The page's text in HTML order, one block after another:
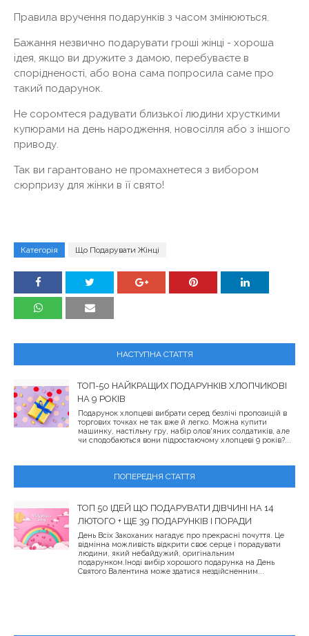
Правила вручення подарунків з часом змінюються.
Бажання незвично подарувати гроші жінці - хороша
ідея, якщо ви дружите з дамою, перебуваєте в
спорідненості, або вона сама попросила саме про
такий подарунок.
Не соромтеся радувати близької людини хрусткими
купюрами на день народження, новосілля або з іншого
приводу.
Так ви гарантовано не промахнетеся з вибором
сюрпризу для жінки в її свято!
Категорія Що Подарувати Жінці
НАСТУПНА СТАТТЯ
ТОП-50 НАЙКРАЩИХ ПОДАРУНКІВ ХЛОПЧИКОВІ
НА 9 РОКІВ
Подарунок хлопцеві вибрати серед безлічі пропозицій в
торгових точках не так вже й легко. Можна купити
машинку, настільну гру, набір олов'яних солдатиків, але
чи сподобаються вони підростаючому хлопцеві 9 років?...
ПОПЕРЕДНЯ СТАТТЯ
ТОП 50 ІДЕЙ ЩО ПОДАРУВАТИ ДІВЧИНІ НА 14
ЛЮТОГО + ЩЕ 39 ПОДАРУНКІВ І ПОРАДИ
День Всіх Закоханих нагадує про прекрасні почуття. Це
відмінна можливість відкрити своє серце і порадувати
людини, який небайдужий, оригінальним
подарунком.Іноді вибір хорошого подарунка на День
Святого Валентина може здатися нездійсненним...